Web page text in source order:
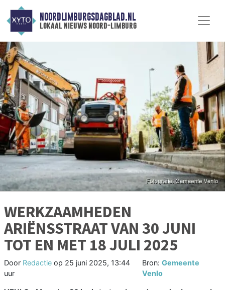
NOORDLIMBURGSDAGBLAD.NL
lokaal nieuws noord-limburg
WERKZAAMHEDEN
ARIËNSSTRAAT VAN 30 JUNI
TOT EN MET 18 JULI 2025
Door Redactie op 25 juni 2025, 13:44
uur
Bron: Gemeente
Venlo